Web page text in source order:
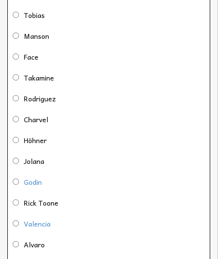
Tobias
Manson
Face
Takamine
Rodriguez
Charvel
Höhner
Jolana
Godin
Rick Toone
Valencia
Alvaro